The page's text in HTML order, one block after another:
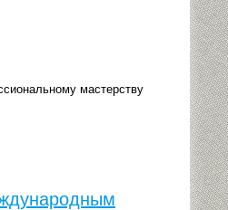
мастерству